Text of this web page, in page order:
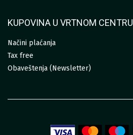
KUPOVINA U VRTNOM CENTRU
Načini plaćanja
Tax free
Obaveštenja (Newsletter)